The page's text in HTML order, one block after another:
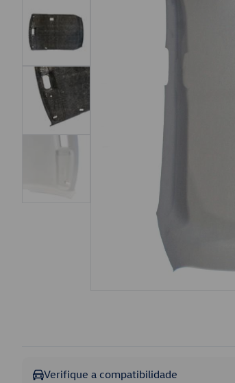
Verifique a compatibilidade